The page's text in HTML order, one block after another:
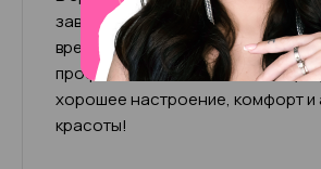
зависимости от сложности
время, проведенное со мной, вы
профессионально выполненную
хорошее настроение, комфорт
красоты!